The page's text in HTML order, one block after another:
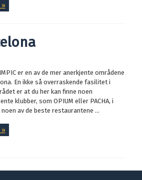
»
er en av de mer anerkjente områdene
En ikke så overraskende fasilitet i
er at du her kan finne noen
klubber, som OPIUM eller PACHA, i
av de beste restaurantene ...
»